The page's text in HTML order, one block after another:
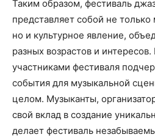
Таким образом, фестиваль
представляет собой не
но и культурное явление,
разных возрастов и
участниками фестиваля
события для музыкальной
целом. Музыканты,
свой вклад в создание
делает фестиваль